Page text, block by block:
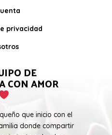
privacidad
DE
CON AMOR
que inicio con el
donde compartir